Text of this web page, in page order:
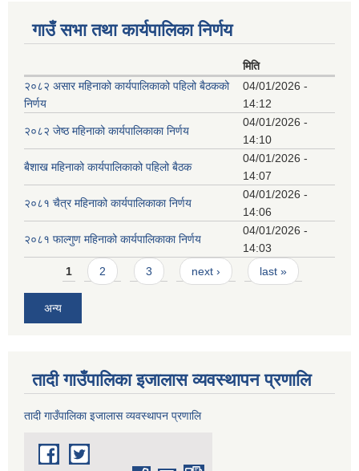
गाउँ सभा तथा कार्यपालिका निर्णय
मिति
२०८२ असार महिनाको कार्यपालिकाको पहिलो बैठकको
निर्णय
04/01/2026 -
14:12
२०८२ जेष्ठ महिनाको कार्यपालिकाका निर्णय
04/01/2026 -
14:10
बैशाख महिनाको कार्यपालिकाको पहिलो बैठक
04/01/2026 -
14:07
२०८१ चैत्र महिनाको कार्यपालिकाका निर्णय
04/01/2026 -
14:06
२०८१ फाल्गुण महिनाको कार्यपालिकाका निर्णय
04/01/2026 -
14:03
Pages
1 2 3 next › last »
अन्य
तादी गाउँपालिका इजालास व्यवस्थापन प्रणालि
तादी गाउँपालिका इजालास व्यवस्थापन प्रणालि